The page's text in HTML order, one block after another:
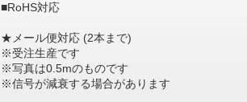
■RoHS対応
★メール便対応 (2本まで)
※受注生産です
※写真は0.5mのものです
※信号が減衰する場合があります